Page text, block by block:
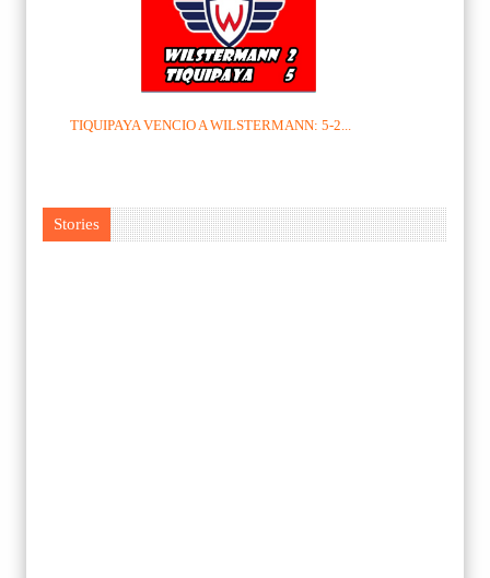
TIQUIPAYA VENCIO A WILSTERMANN: 5-2...
Stories